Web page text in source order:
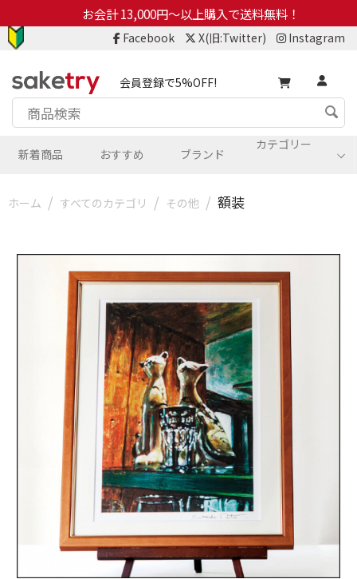
お会計 13,000円～以上購入で送料無料！
Facebook X(旧:Twitter) Instagram
会員登録で5%OFF!
カテゴリー
新着商品 おすすめ ブランド
ホーム / すべてのカテゴリ / その他 / 額装